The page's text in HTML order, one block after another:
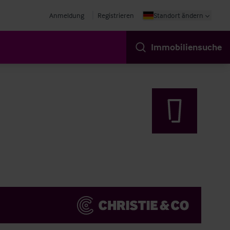
Anmeldung Registrieren Standort ändern
Immobiliensuche